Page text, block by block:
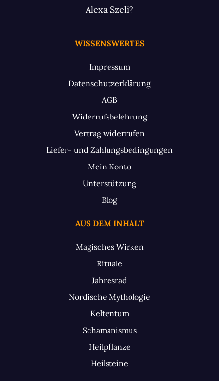
Alexa Szeli?
WISSENSWERTES
Impressum
Datenschutzerklärung
AGB
Widerrufsbelehrung
Vertrag widerrufen
Liefer- und Zahlungsbedingungen
Mein Konto
Unterstützung
Blog
AUS DEM INHALT
Magisches Wirken
Rituale
Jahresrad
Nordische Mythologie
Keltentum
Schamanismus
Heilpflanze
Heilsteine